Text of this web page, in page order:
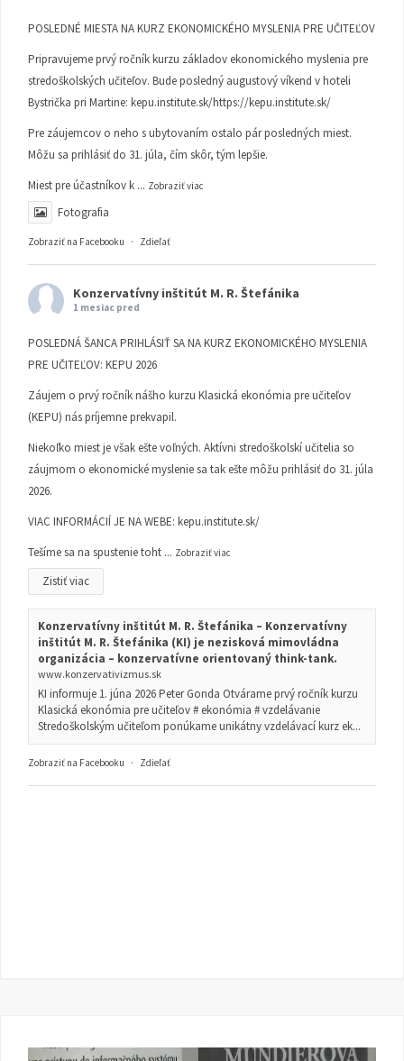
POSLEDNÉ MIESTA NA KURZ EKONOMICKÉHO MYSLENIA PRE UČITEĽOV
Pripravujeme prvý ročník kurzu základov ekonomického myslenia pre
stredoškolských učiteľov. Bude posledný augustový víkend v hoteli
Bystrička pri Martine: kepu.institute.sk/https://kepu.institute.sk/
Pre záujemcov o neho s ubytovaním ostalo pár posledných miest.
Môžu sa prihlásiť do 31. júla, čím skôr, tým lepšie.
Miest pre účastníkov k ... Zobraziť viac
Fotografia
Zobraziť na Facebooku · Zdieľať
Konzervatívny inštitút M. R. Štefánika
1 mesiac pred
POSLEDNÁ ŠANCA PRIHLÁSIŤ SA NA KURZ EKONOMICKÉHO MYSLENIA
PRE UČITEĽOV: KEPU 2026
Záujem o prvý ročník nášho kurzu Klasická ekonómia pre učiteľov
(KEPU) nás príjemne prekvapil.
Niekoľko miest je však ešte voľných. Aktívni stredoškolskí učitelia so
záujmom o ekonomické myslenie sa tak ešte môžu prihlásiť do 31. júla
2026.
VIAC INFORMÁCIÍ JE NA WEBE: kepu.institute.sk/
Tešíme sa na spustenie toht ... Zobraziť viac
Zistiť viac
Konzervatívny inštitút M. R. Štefánika – Konzervatívny
inštitút M. R. Štefánika (KI) je nezisková mimovládna
organizácia – konzervatívne orientovaný think-tank.
www.konzervativizmus.sk
KI informuje 1. júna 2026 Peter Gonda Otvárame prvý ročník kurzu
Klasická ekonómia pre učiteľov # ekonómia # vzdelávanie
Stredoškolským učiteľom ponúkame unikátny vzdelávací kurz ek...
Zobraziť na Facebooku · Zdieľať